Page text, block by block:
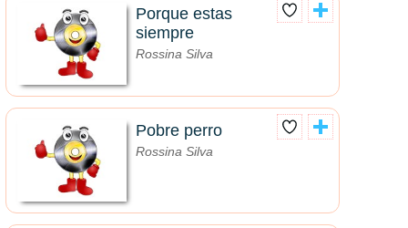
Porque estas
siempre
Rossina Silva
Pobre perro
Rossina Silva